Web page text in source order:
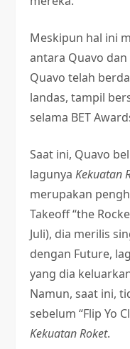
Meskipun hal ini
antara Quavo
Quavo telah
landas, tampil
selama BET
Saat ini, Quavo
lagunyaKekuatan
merupakan
Takeoff “the
Juli), dia merilis
dengan Future,
yang dia
Namun, saat ini,
sebelum “Flip Yo
Kekuatan Roket.